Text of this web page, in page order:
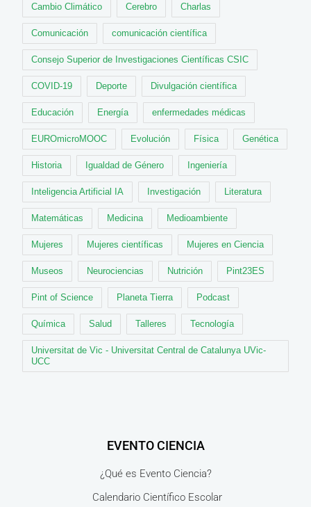
Cambio Climático Cerebro Charlas
Comunicación comunicación científica
Consejo Superior de Investigaciones Científicas CSIC
COVID-19 Deporte Divulgación científica
Educación Energía enfermedades médicas
EUROmicroMOOC Evolución Física Genética
Historia Igualdad de Género Ingeniería
Inteligencia Artificial IA Investigación Literatura
Matemáticas Medicina Medioambiente
Mujeres Mujeres científicas Mujeres en Ciencia
Museos Neurociencias Nutrición Pint23ES
Pint of Science Planeta Tierra Podcast
Química Salud Talleres Tecnología
Universitat de Vic - Universitat Central de Catalunya UVic-
UCC
EVENTO CIENCIA
¿Qué es Evento Ciencia?
Calendario Científico Escolar